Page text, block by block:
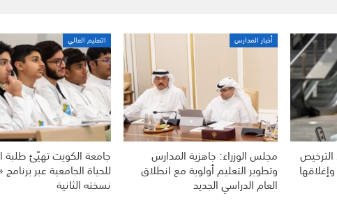
الترخيص
أخبار المدارس
مجلس الوزراء: جاهزية المدارس
وتطوير التعليم أولوية مع انطلاق
العام الدراسي الجديد
التعليم العالي
جامعة الكويت تهيّئ طلبة
نسخته الثانية